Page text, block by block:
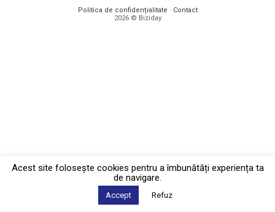
Politica de confidențialitate · Contact
2026 © Biziday
Acest site foloseşte cookies pentru a îmbunătăți experiența ta
de navigare.
Accept Refuz